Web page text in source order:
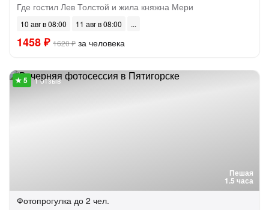
Где гостил Лев Толстой и жила княжна Мери
10 авг в 08:00 11 авг в 08:00
1458 ₽ 1620 ₽ за человека
Пешая
1.5 часа
1 отзыв
Фотопрогулка до 2 чел.